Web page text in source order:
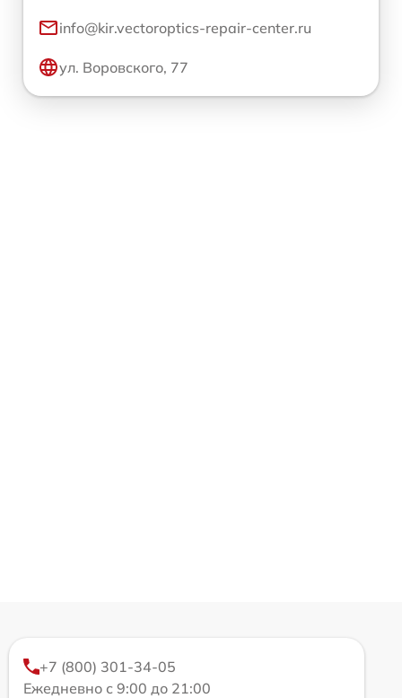
info@kir.vectoroptics-repair-center.ru
ул. Воровского, 77
+7 (800) 301-34-05
Ежедневно с 9:00 до 21:00